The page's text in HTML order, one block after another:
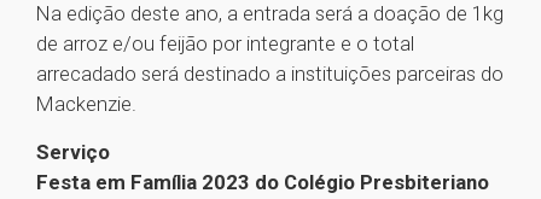
Na edição deste ano, a entrada será a doação de 1kg
de arroz e/ou feijão por integrante e o total
arrecadado será destinado a instituições parceiras do
Mackenzie.
Serviço
Festa em Família 2023 do Colégio Presbiteriano